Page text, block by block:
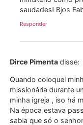
saudades! Bjos
Responder
Dirce Pimenta disse:
Quando coloquei
missionária durante
minha igreja , iso há
Na época estava
sabia que só o